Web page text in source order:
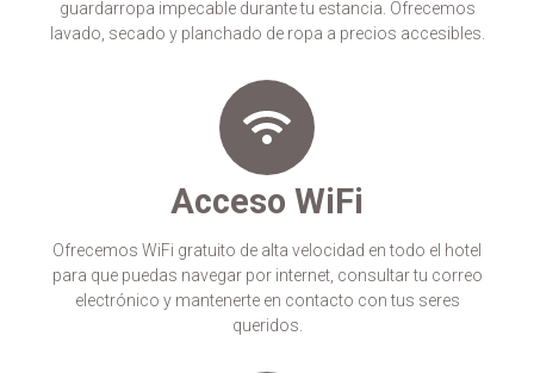
guardarropa impecable durante tu estancia. Ofrecemos
lavado, secado y planchado de ropa a precios accesibles.
Acceso WiFi
Ofrecemos WiFi gratuito de alta velocidad en todo el hotel
para que puedas navegar por internet, consultar tu correo
electrónico y mantenerte en contacto con tus seres
queridos.